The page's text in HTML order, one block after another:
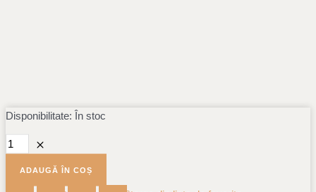
Disponibilitate: În stoc
Cantitate
din
lemnADAUGĂ ÎN COȘ